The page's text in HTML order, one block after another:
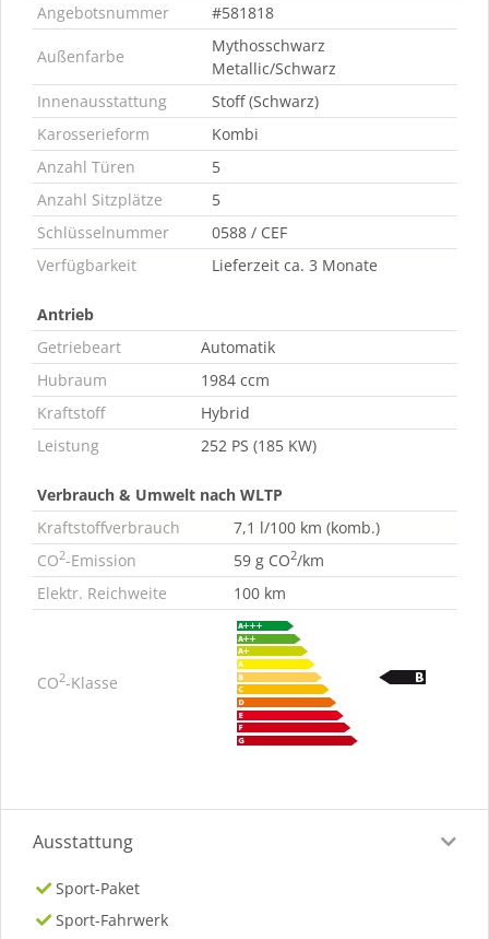
Angebotsnummer
#581818
Außenfarbe
Mythosschwarz
Metallic/Schwarz
Innenausstattung
Stoff (Schwarz)
Karosserieform
Kombi
Anzahl Türen
5
Anzahl Sitzplätze
5
Schlüsselnummer
0588 / CEF
Verfügbarkeit
Lieferzeit ca. 3 Monate
Antrieb
Getriebeart
Automatik
Hubraum
1984 ccm
Kraftstoff
Hybrid
Leistung
252 PS (185 KW)
Verbrauch & Umwelt nach WLTP
Kraftstoffverbrauch
7,1 l/100 km (komb.)
CO2-Emission 59 g CO2/km
Elektr. Reichweite
100 km
CO2-Klasse
Ausstattung
Sport-Paket
Sport-Fahrwerk